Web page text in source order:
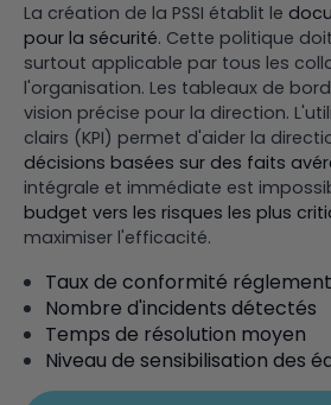
La création de la PSSI établit le
pour la sécurité. Cette politique
surtout applicable par tous les
l'organisation. Les tableaux de
vision précise pour la direction.
clairs (KPI) permet d'aider la
décisions basées sur des faits
intégrale et immédiate est
budget vers les risques les plus
maximiser l'efficacité.
Taux de conformité
Nombre d'incidents détectés
Temps de résolution moyen
Niveau de sensibilisation des